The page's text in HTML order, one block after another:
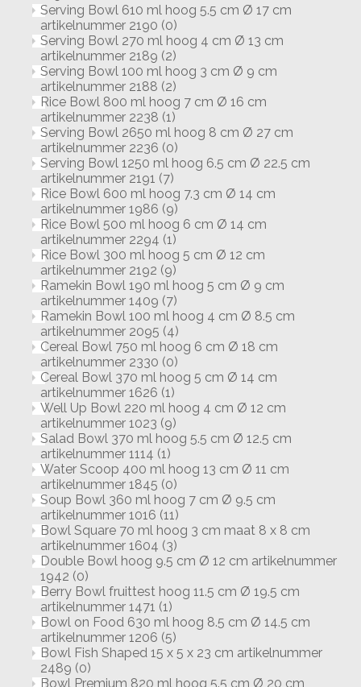
Serving Bowl 610 ml hoog 5.5 cm Ø 17 cm
artikelnummer 2190 (0)
Serving Bowl 270 ml hoog 4 cm Ø 13 cm
artikelnummer 2189 (2)
Serving Bowl 100 ml hoog 3 cm Ø 9 cm
artikelnummer 2188 (2)
Rice Bowl 800 ml hoog 7 cm Ø 16 cm
artikelnummer 2238 (1)
Serving Bowl 2650 ml hoog 8 cm Ø 27 cm
artikelnummer 2236 (0)
Serving Bowl 1250 ml hoog 6.5 cm Ø 22.5 cm
artikelnummer 2191 (7)
Rice Bowl 600 ml hoog 7.3 cm Ø 14 cm
artikelnummer 1986 (9)
Rice Bowl 500 ml hoog 6 cm Ø 14 cm
artikelnummer 2294 (1)
Rice Bowl 300 ml hoog 5 cm Ø 12 cm
artikelnummer 2192 (9)
Ramekin Bowl 190 ml hoog 5 cm Ø 9 cm
artikelnummer 1409 (7)
Ramekin Bowl 100 ml hoog 4 cm Ø 8.5 cm
artikelnummer 2095 (4)
Cereal Bowl 750 ml hoog 6 cm Ø 18 cm
artikelnummer 2330 (0)
Cereal Bowl 370 ml hoog 5 cm Ø 14 cm
artikelnummer 1626 (1)
Well Up Bowl 220 ml hoog 4 cm Ø 12 cm
artikelnummer 1023 (9)
Salad Bowl 370 ml hoog 5.5 cm Ø 12.5 cm
artikelnummer 1114 (1)
Water Scoop 400 ml hoog 13 cm Ø 11 cm
artikelnummer 1845 (0)
Soup Bowl 360 ml hoog 7 cm Ø 9.5 cm
artikelnummer 1016 (11)
Bowl Square 70 ml hoog 3 cm maat 8 x 8 cm
artikelnummer 1604 (3)
Double Bowl hoog 9.5 cm Ø 12 cm artikelnummer
1942 (0)
Berry Bowl fruittest hoog 11.5 cm Ø 19.5 cm
artikelnummer 1471 (1)
Bowl on Food 630 ml hoog 8.5 cm Ø 14.5 cm
artikelnummer 1206 (5)
Bowl Fish Shaped 15 x 5 x 23 cm artikelnummer
2489 (0)
Bowl Premium 820 ml hoog 5.5 cm Ø 20 cm